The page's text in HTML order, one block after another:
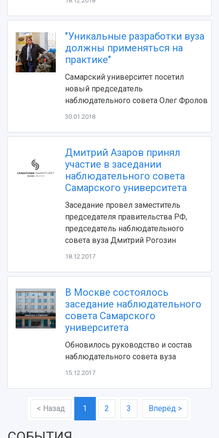
Устойчивое развитие
Кампус
3D-тур по университету
Музеи
Учебный аэродром
Центр истории авиационных двигателей
Ботанический сад
Умный дом бабочек
Официальные документы
Противодействие COVID-19
Журналы Самарского университета
Научные конференции
Патенты
Публикации и издания
Отчеты о проведенных конференциях
"Уникальные разработки вуза
должны применяться на
практике"
Самарский университет посетил
новый председатель
наблюдательного совета Олег Фролов
30.01.2018
Дмитрий Азаров принял
участие в заседании
наблюдательного совета
Самарского университета
Заседание провел заместитель
председателя правительства РФ,
председатель наблюдательного
совета вуза Дмитрий Рогозин
18.12.2017
В Москве состоялось
заседание наблюдательного
совета Самарского
университета
Обновилось руководство и состав
наблюдательного совета вуза
15.12.2017
< Назад 1 2 3 Вперёд >